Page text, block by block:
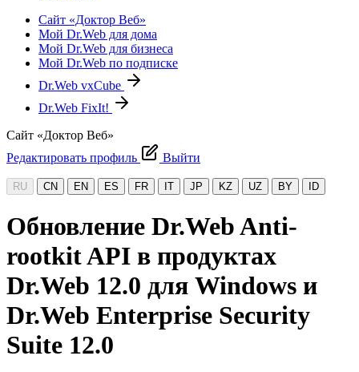
Сайт «Доктор Веб»
Мой Dr.Web для дома
Мой Dr.Web для бизнеса
Мой Dr.Web по подписке
Dr.Web vxCube
Dr.Web FixIt!
Сайт «Доктор Веб»
Редактировать профиль
Выйти
RU CN EN ES FR IT JP KZ UZ BY ID
Обновление Dr.Web Anti-
rootkit API в продуктах
Dr.Web 12.0 для Windows и
Dr.Web Enterprise Security
Suite 12.0